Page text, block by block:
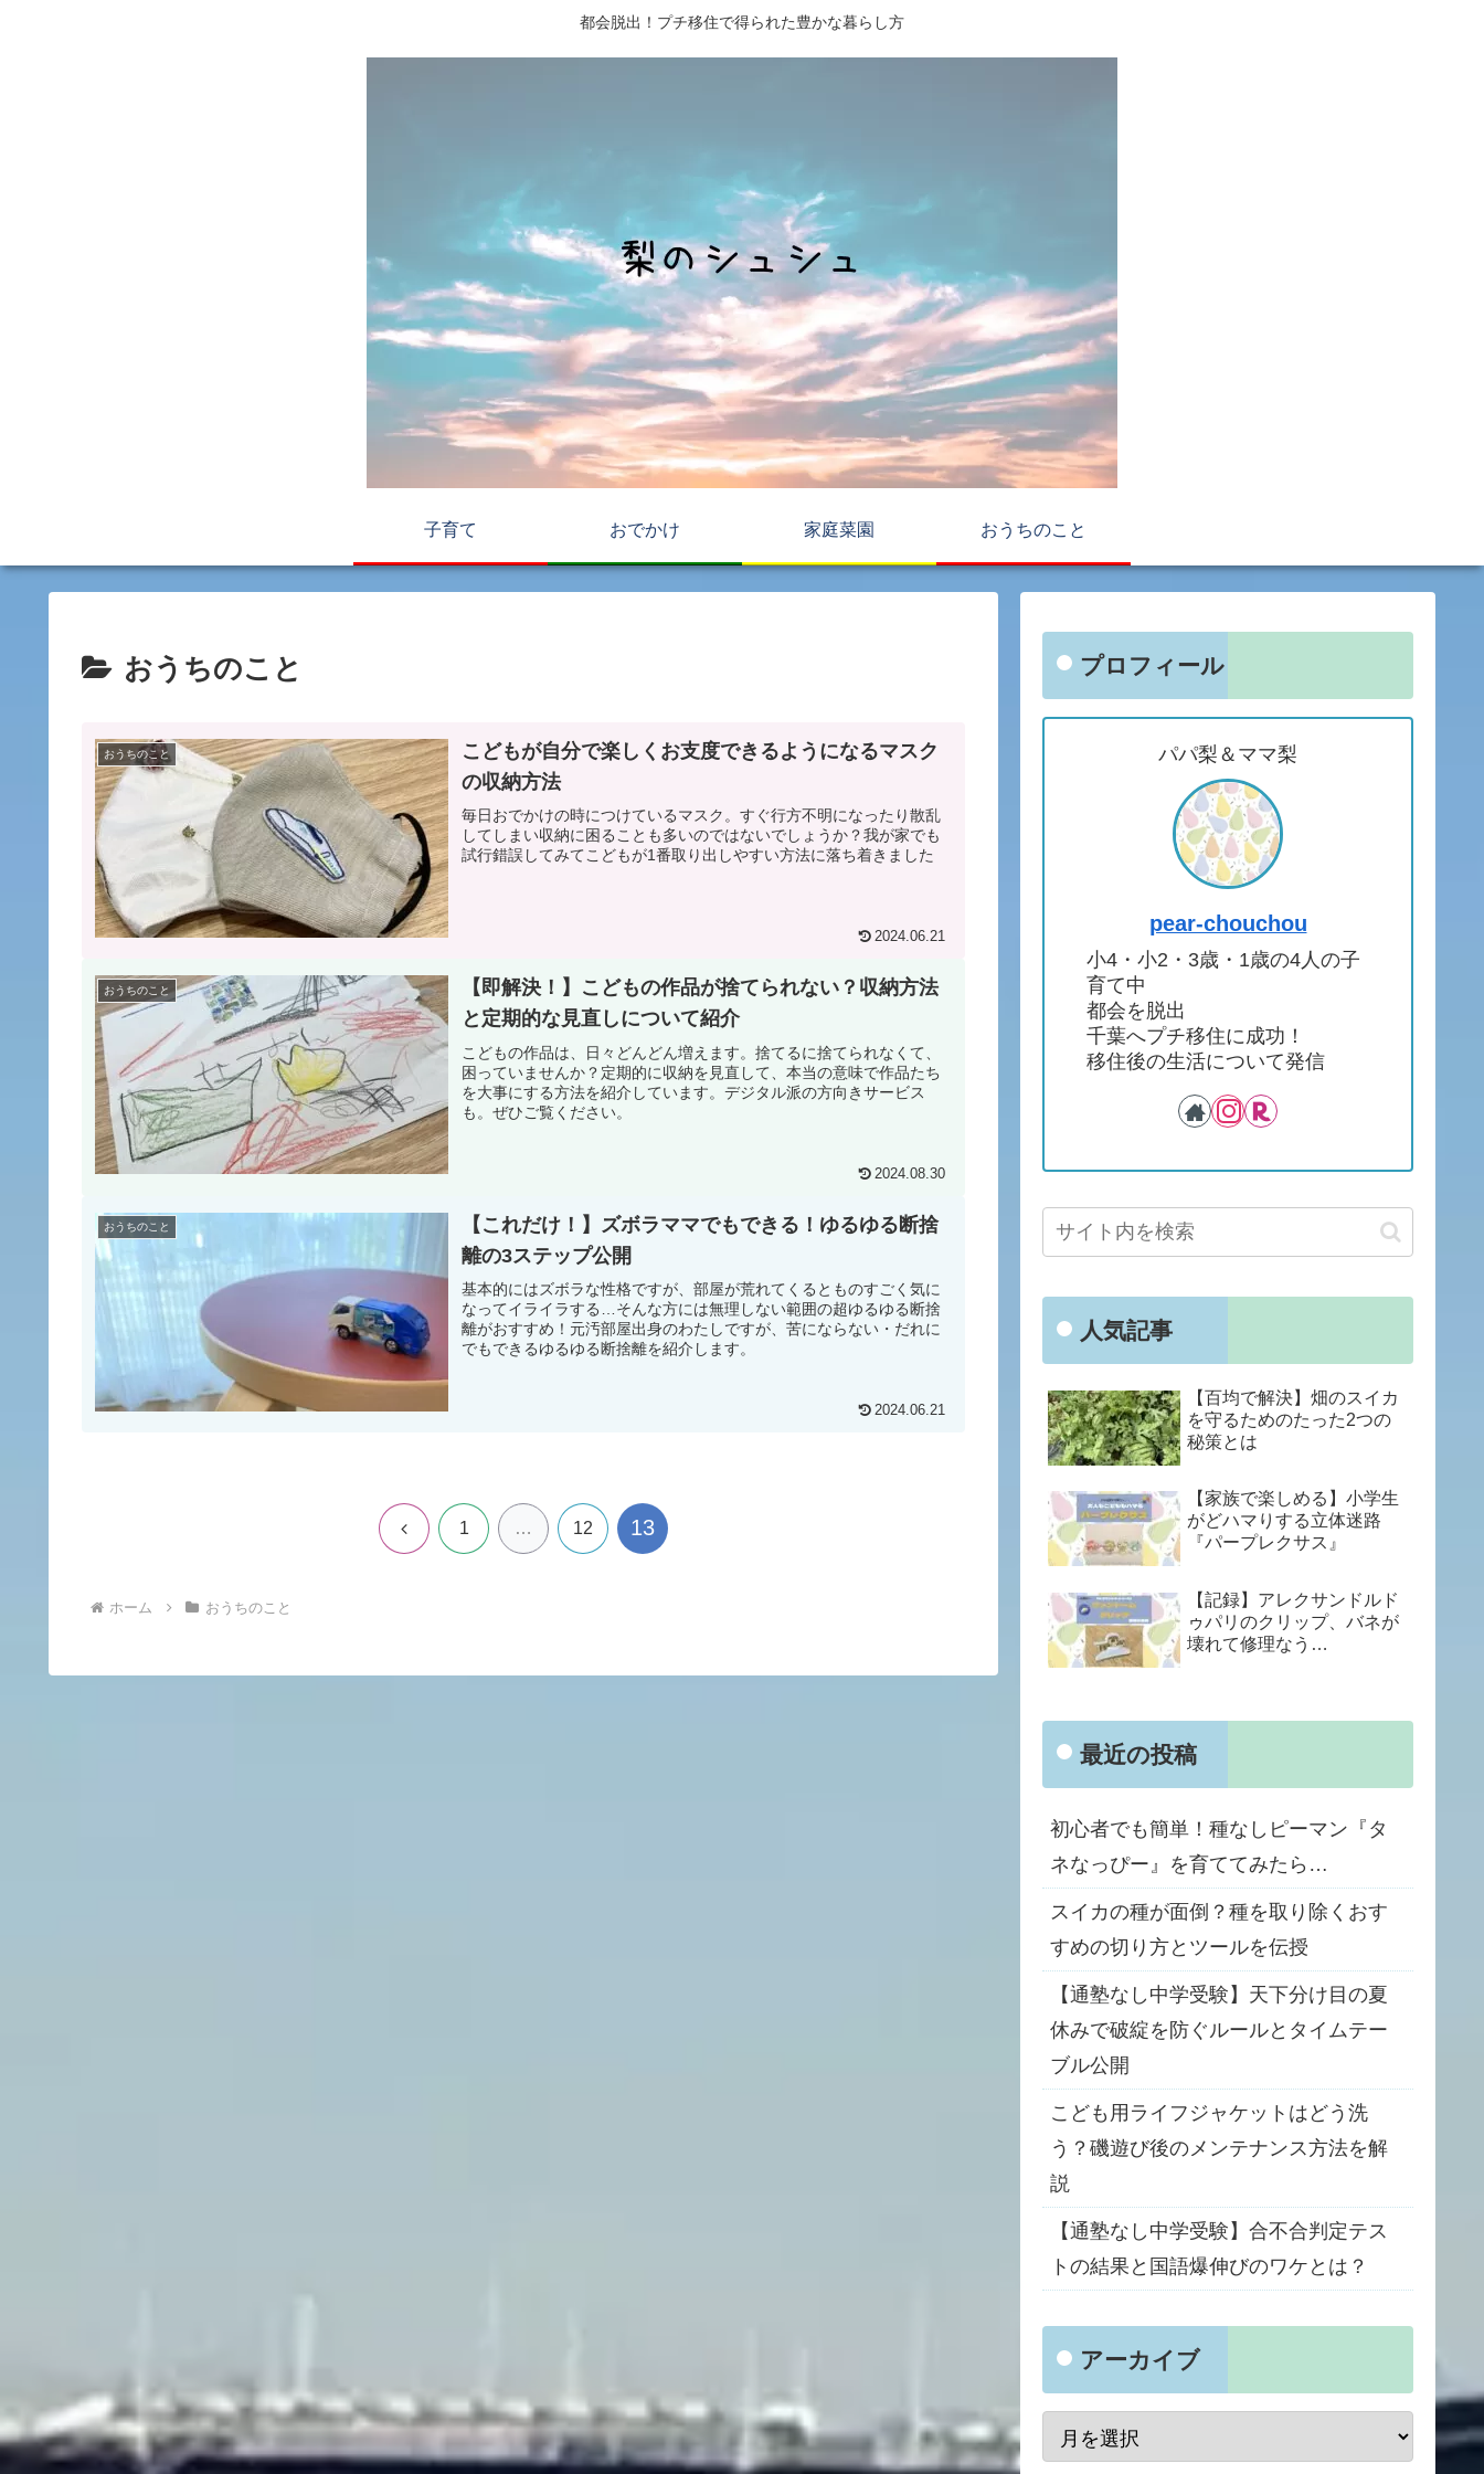
都会脱出！プチ移住で得られた豊かな暮らし方
子育て おでかけ 家庭菜園 おうちのこと
おうちのこと
おうちのこと
こどもが自分で楽しくお支度できるようになるマスク
の収納方法
毎日おでかけの時につけているマスク。すぐ行方不明になったり散乱
してしまい収納に困ることも多いのではないでしょうか？我が家でも
試行錯誤してみてこどもが1番取り出しやすい方法に落ち着きました
2024.06.21
おうちのこと
【即解決！】こどもの作品が捨てられない？収納方法
と定期的な見直しについて紹介
こどもの作品は、日々どんどん増えます。捨てるに捨てられなくて、
困っていませんか？定期的に収納を見直して、本当の意味で作品たち
を大事にする方法を紹介しています。デジタル派の方向きサービス
も。ぜひご覧ください。
2024.08.30
おうちのこと
【これだけ！】ズボラママでもできる！ゆるゆる断捨
離の3ステップ公開
基本的にはズボラな性格ですが、部屋が荒れてくるとものすごく気に
なってイライラする…そんな方には無理しない範囲の超ゆるゆる断捨
離がおすすめ！元汚部屋出身のわたしですが、苦にならない・だれに
でもできるゆるゆる断捨離を紹介します。
2024.06.21
前 1 … 12 13
ホーム おうちのこと
プロフィール
パパ梨＆ママ梨
pear-chouchou
小4・小2・3歳・1歳の4人の子
育て中
都会を脱出
千葉へプチ移住に成功！
移住後の生活について発信
人気記事
【百均で解決】畑のスイカ
を守るためのたった2つの
秘策とは
【家族で楽しめる】小学生
がどハマりする立体迷路
『パープレクサス』
【記録】アレクサンドルド
ゥパリのクリップ、バネが
壊れて修理なう…
最近の投稿
初心者でも簡単！種なしピーマン『タ
ネなっぴー』を育ててみたら…
スイカの種が面倒？種を取り除くおす
すめの切り方とツールを伝授
【通塾なし中学受験】天下分け目の夏
休みで破綻を防ぐルールとタイムテー
ブル公開
こども用ライフジャケットはどう洗
う？磯遊び後のメンテナンス方法を解
説
【通塾なし中学受験】合不合判定テス
トの結果と国語爆伸びのワケとは？
アーカイブ